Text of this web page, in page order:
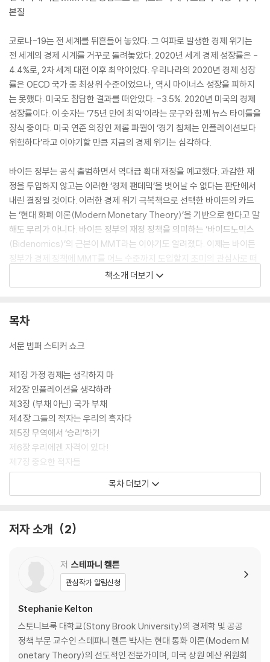
본질
코로나-19는 전 세계를 뒤흔들어 놓았다. 그 여파로 발생한 경제 위기는
전 세계의 경제 시계를 거꾸로 돌려놓았다. 2020년 세계 경제 성장률은 -
4.4%로, 2차 세계 대전 이후 최악이었다. 우리나라의 2020년 경제 성장
률은 OECD 국가 중 최상위 수준이었으나, 역시 마이너스 성장을 피하지
는 못했다. 미국도 참담한 결과를 떠안았다. -3.5%. 2020년 미국의 경제
성장률이다. 이 숫자는 ‘75년 만에 최악’이라는 문구와 함께 뉴스 타이틀을
장식 중이다. 미국 연준 의장인 제롬 파월이 ‘경기 침체는 인플레이션보다
위험하다’라고 이야기할 만큼 지금의 경제 위기는 심각하다.
바이든 정부는 공식 출범하면서 역대급 확대 재정을 예고했다. 과감한 재
정을 투입하지 않고는 이러한 ‘경제 팬데믹’을 벗어날 수 없다는 판단에서
내린 결정일 것이다. 이러한 경제 위기 극복책으로 선택한 바이든의 카드
는 ‘현대 화폐 이론(Modern Monetary Theory)’을 기반으로 한다고 말
해도 무리가 아니다. 바이든 정부의 재정 정책을 의미하는 ‘바이드노믹스
(Bidenomics)’의 근본이 MMT라는 이야기도 알려졌다. 이제는 바이든
정부가 경제 정책에 MMT를 어느 수준까지 도입할지 초미의 관심사로 떠
올랐다. 그러면서 전 세계가 MMT를 주목하게 되었다. 이처럼 바이든과 함
께 수면 위로 올라온 MMT는 과연 어떤 주장을 펼치는 이론일까?
이 책, 『적자의 본질(The Deficit Myth)』은 바이든 대선 캠프 경제 TF에
자의 본질을 중심으로 MMT를 설명하는 책이다. 그녀는 이 책을 통해 전
인 근거와 명망 높은 인물들의 다양한 주장을 제시하여 독자에게 확신을
안겨 준다. 이 책은 어째서 MMT가 팬데믹 시대를 돌파하는 데 주요한 이
론인지, 그 중심에서 고스란히 피해를 보고 있는 독자 모두에게 공감대를
형성해줄 것이다.
책소개 더보기
목차
서문 범퍼 스티커 쇼크
제1장 가정 경제는 생각하지 마
제2장 인플레이션을 생각하라
제3장 (부채 아닌) 국가 부채
제4장 그들의 적자는 우리의 흑자다
제5장 무역에서 ‘승리’하기
제6장 우리에겐 자격이 있다!
제7장 중요한 적자들
제8장 사람을 위한 경제 만들기
목차 더보기
저자 소개 2
저 스테파니 켈튼
관심작가 알림신청
Stephanie Kelton
스토니브룩 대학교(Stony Brook University)의 경제학 및 공공
정책 부문 교수인 스테파니 켈튼 박사는 현대 통화 이론(Modern M
onetary Theory)의 선도적인 전문가이며, 미국 상원 예산 위원회